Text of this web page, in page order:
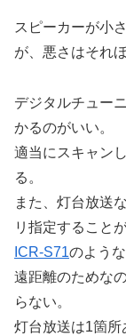
スピーカーが小
が、悪さはそれ
デジタルチュー
かるのがいい。
適当にスキャン
る。
また、灯台放送
リ指定すること
ICR-S71のよう
遠距離のためな
らない。
灯台放送は1箇所